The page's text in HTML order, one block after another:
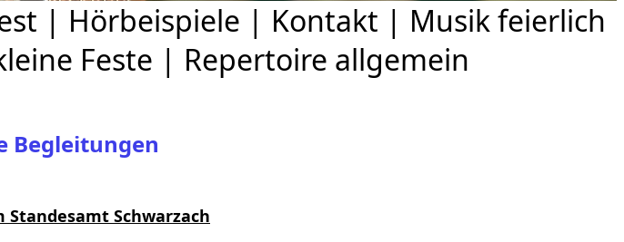
| Hörbeispiele | Kontakt | Musik feierlich
Feste | Repertoire allgemein
Begleitungen
Standesamt Schwarzach